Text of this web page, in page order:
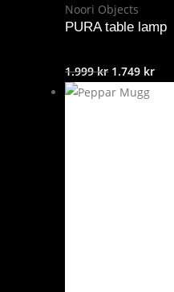
Noori Objects
PURA table lamp
1.999kr Det
ursprungliga
1.749 krDet